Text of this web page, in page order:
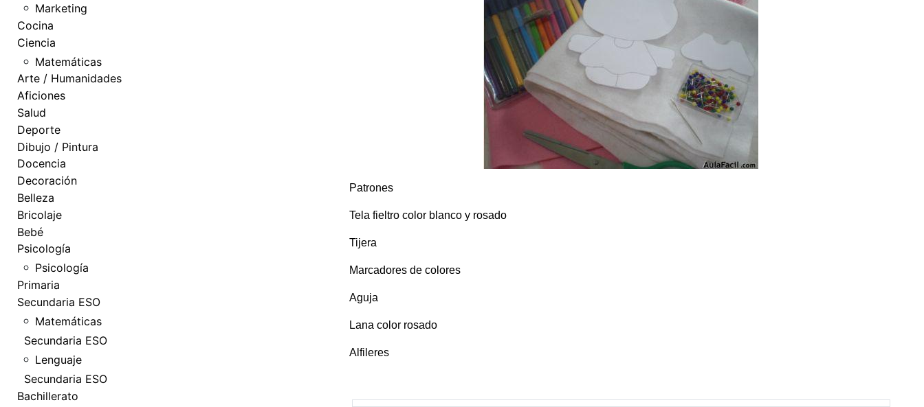
Marketing
Cocina
Ciencia
Matemáticas
Arte / Humanidades
Aficiones
Salud
Deporte
Dibujo / Pintura
Docencia
Decoración
Belleza
Bricolaje
Bebé
Psicología
Psicología
Primaria
Secundaria ESO
Matemáticas
Secundaria ESO
Lenguaje
Secundaria ESO
Bachillerato
Patrones
Tela fieltro color blanco y rosado
Tijera
Marcadores de colores
Aguja
Lana color rosado
Alfileres